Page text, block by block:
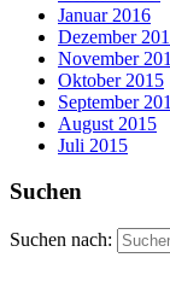
Januar 2016
Dezember
November
Oktober 2015
September
August 2015
Juli 2015
Suchen
Suchen nach: